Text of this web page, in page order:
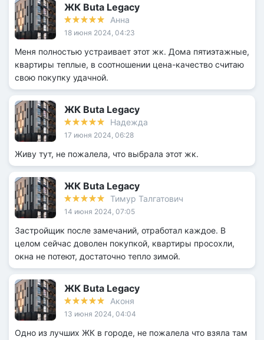
ЖК Buta Legacy
Анна
18 июня 2024, 04:23
Меня полностью устраивает этот жк. Дома пятиэтажные,
квартиры теплые, в соотношении цена-качество считаю
свою покупку удачной.
ЖК Buta Legacy
Надежда
17 июня 2024, 06:28
Живу тут, не пожалела, что выбрала этот жк.
ЖК Buta Legacy
Тимур Талгатович
14 июня 2024, 07:05
Застройщик после замечаний, отработал каждое. В
целом сейчас доволен покупкой, квартиры просохли,
окна не потеют, достаточно тепло зимой.
ЖК Buta Legacy
Аконя
13 июня 2024, 04:04
Одно из лучших ЖК в городе, не пожалела что взяла там